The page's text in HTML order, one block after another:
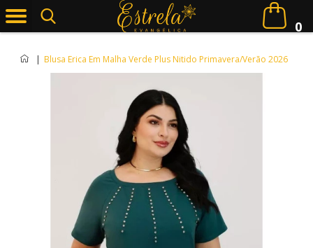
0
| Blusa Erica Em Malha Verde Plus Nitido Primavera/Verão 2026